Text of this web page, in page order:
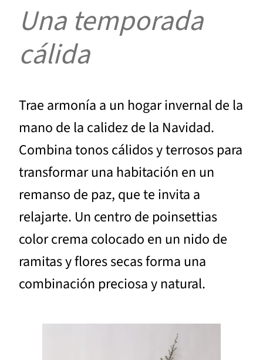
Una temporada
cálida
Trae armonía a un hogar invernal de la
mano de la calidez de la Navidad.
Combina tonos cálidos y terrosos para
transformar una habitación en un
remanso de paz, que te invita a
relajarte. Un centro de poinsettias
color crema colocado en un nido de
ramitas y flores secas forma una
combinación preciosa y natural.